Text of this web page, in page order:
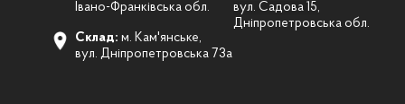
Івано-Франківська обл.
Склад: м. Кам'янське,
вул. Дніпропетровська 73а
вул. Садова 15,
Дніпропетровська обл.